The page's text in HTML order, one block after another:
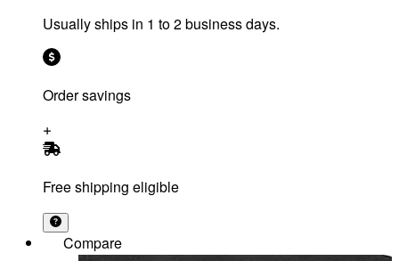
Usually ships in 1 to 2 business days.
Order savings
Free shipping eligible
Compare